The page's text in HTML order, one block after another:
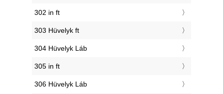
302 in ft
303 Hüvelyk ft
304 Hüvelyk Láb
305 in ft
306 Hüvelyk Láb